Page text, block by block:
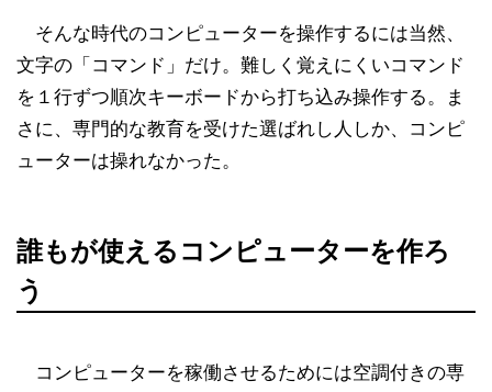
そんな時代のコンピューターを操作するには当然、
文字の「コマンド」だけ。難しく覚えにくいコマンド
を１行ずつ順次キーボードから打ち込み操作する。ま
さに、専門的な教育を受けた選ばれし人しか、コンピ
ューターは操れなかった。
誰もが使えるコンピューターを作ろ
う
コンピューターを稼働させるためには空調付きの専